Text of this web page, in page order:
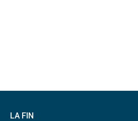
LA FIN